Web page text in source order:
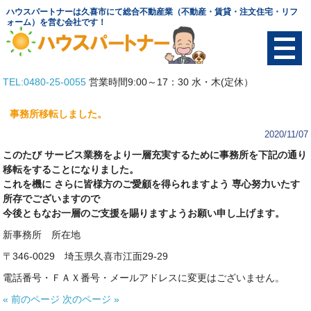
ハウスパートナーは久喜市にて総合不動産業（不動産・賃貸・注文住宅・リフ
ォーム）を営む会社です！
TEL:0480-25-0055 営業時間9:00～17：30 水・木(定休）
土地
賃貸
テナント
事務所移転しました。
2020/11/07
このたび サービス業務をより一層充実するために事務所を下記の通り
移転をすることになりました。
これを機に さらに皆様方のご愛顧を得られますよう 専心努力いたす
所存でございますので
今後ともなお一層のご支援を賜りますようお願い申し上げます。
新事務所 所在地
〒346-0029 埼玉県久喜市江面29-29
電話番号・ＦＡＸ番号・メールアドレスに変更はございません。
« 前のページ 次のページ »